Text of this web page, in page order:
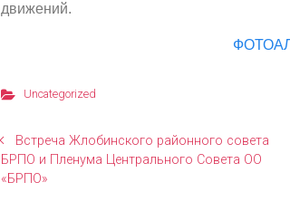
движений.
Uncategorized
Встреча Жлобинского районного совета
БРПО и Пленума Центрального Совета ОО
«БРПО»